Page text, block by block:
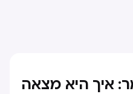
איך היא מצאה